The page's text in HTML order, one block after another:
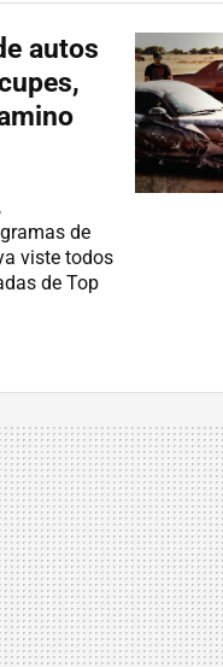
autos
de
viste todos
de Top